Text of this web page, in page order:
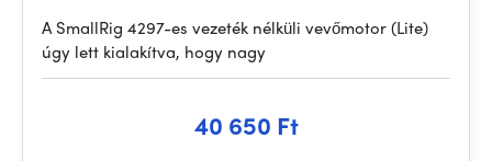
A SmallRig 4297-es vezeték nélküli vevőmotor (Lite)
úgy lett kialakítva, hogy nagy
40 650 Ft